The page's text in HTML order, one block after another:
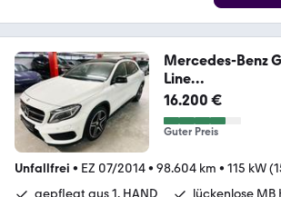
Mercedes-Benz
Line
a
16.200 €
Guter Preis
Unfallfrei • EZ 07/2014• 98.604 km • 115 kW
gepflegt aus 1. HAND
lückenlose MB